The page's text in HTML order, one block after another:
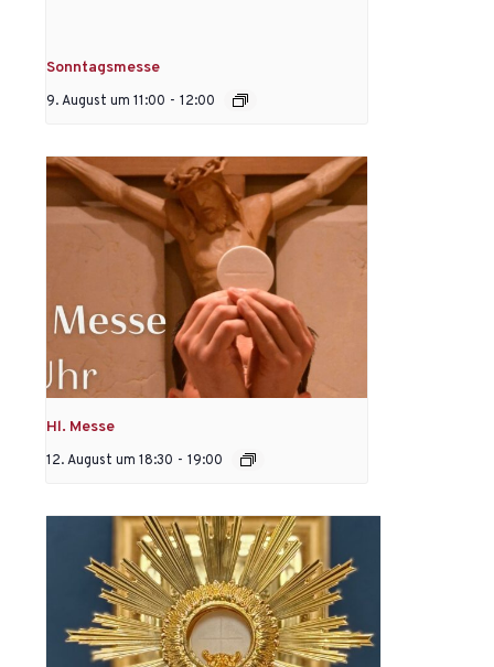
Sonntagsmesse
9. August um 11:00 - 12:00
Hl. Messe
12. August um 18:30 - 19:00